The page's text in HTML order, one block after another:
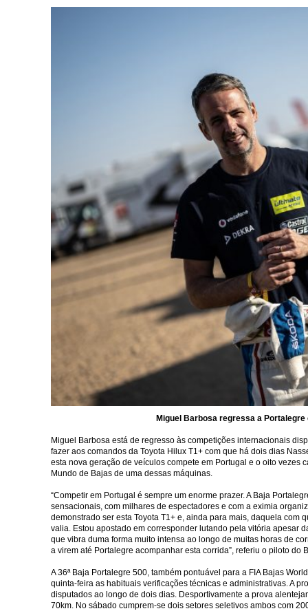
Miguel Barbosa regressa a
Miguel Barbosa está de regresso às competições internacionais
fazer aos comandos da Toyota Hilux T1+ com que há dois dias
esta nova geração de veículos compete em Portugal e o oito
Mundo de Bajas de uma dessas máquinas.
“Competir em Portugal é sempre um enorme prazer. A Baja
sensacionais, com milhares de espectadores e com a eximia
demonstrado ser esta Toyota T1+ e, ainda para mais, daquela com
valia. Estou apostado em corresponder lutando pela vitória apesar
que vibra duma forma muito intensa ao longo de muitas horas de
a virem até Portalegre acompanhar esta corrida”, referiu o piloto
A 36ª Baja Portalegre 500, também pontuável para a FIA Bajas
quinta-feira as habituais verificações técnicas e administrativas. A
disputados ao longo de dois dias. Desportivamente a prova
70km. No sábado cumprem-se dois setores seletivos ambos com